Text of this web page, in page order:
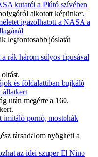
kutatói a Plútó szívében
alkotott képünket.
igazolhatott a NASA a
legfontosabb jóslatát
rák három súlyos típusával
és földalattiban bujkáló
állatkert
után megérte a 160.
imitáló pornó, mostohák
társadalom nyögheti a
az idei szuper El Nino